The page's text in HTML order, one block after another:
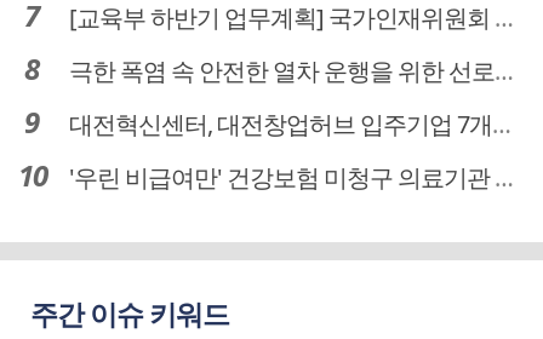
[교육부 하반기 업무계획] 국가인재위원회 신설… 거점국립대 3곳 성장엔진·AI 분야 패키지 지원
극한 폭염 속 안전한 열차 운행을 위한 선로관리
대전혁신센터, 대전창업허브 입주기업 7개사 모집
'우린 비급여만' 건강보험 미청구 의료기관 대전 65곳 충남 31곳
주간 이슈 키워드